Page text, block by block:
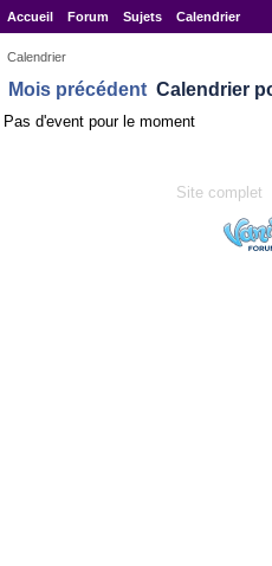
Accueil Forum Sujets Calendrier
Calendrier
Mois précédent Calendrier
Pas d'event pour le moment
Site complet